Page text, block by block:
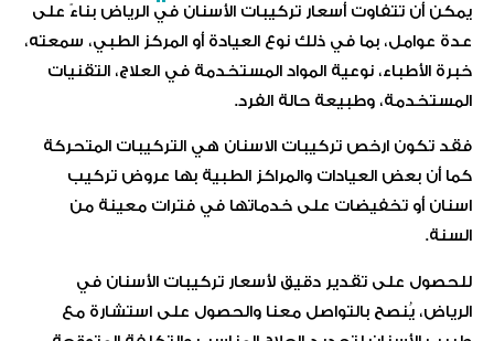
يمكن أن تتفاوت أسعار تركيبات الأسنان في الرياض بناءً على
عدة عوامل، بما في ذلك نوع العيادة أو المركز الطبي، سمعته،
خبرة الأطباء، نوعية المواد المستخدمة في العلاج، التقنيات
المستخدمة، وطبيعة حالة الفرد.
فقد تكون ارخص تركيبات الاسنان هي التركيبات المتحركة
كما أن بعض العيادات والمراكز الطبية بها عروض تركيب
اسنان أو تخفيضات على خدماتها في فترات معينة من
السنة.
للحصول على تقدير دقيق لأسعار تركيبات الأسنان في
الرياض، يُنصح بالتواصل معنا والحصول على استشارة مع